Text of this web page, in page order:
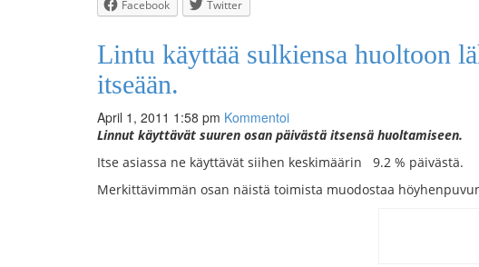
Facebook Twitter
Lintu käyttää sulkiensa huoltoon
itseään.
April 1, 2011 1:58 pm Kommentoi
Linnut käyttävät suuren osan päivästä itsensä huoltamiseen.
Itse asiassa ne käyttävät siihen keskimäärin 9.2 % päivästä.
Merkittävimmän osan näistä toimista muodostaa